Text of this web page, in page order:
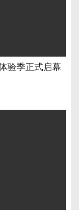
验季正式启幕